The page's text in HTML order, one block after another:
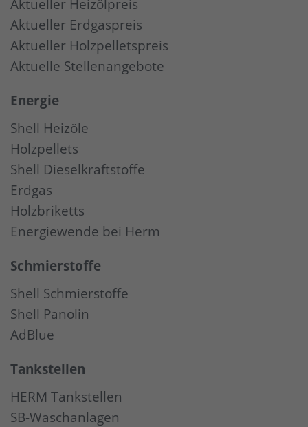
Aktueller Heizölpreis
Aktueller Erdgaspreis
Aktueller Holzpelletspreis
Aktuelle Stellenangebote
Energie
Shell Heizöle
Holzpellets
Shell Dieselkraftstoffe
Erdgas
Holzbriketts
Energiewende bei Herm
Schmierstoffe
Shell Schmierstoffe
Shell Panolin
AdBlue
Tankstellen
HERM Tankstellen
SB-Waschanlagen